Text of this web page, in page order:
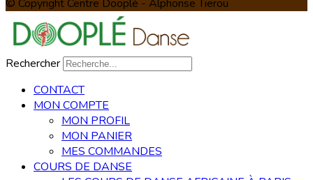
© Copyright Centre Dooplé - Alphonse Tierou
Rechercher
CONTACT
MON COMPTE
MON PROFIL
MON PANIER
MES COMMANDES
COURS DE DANSE